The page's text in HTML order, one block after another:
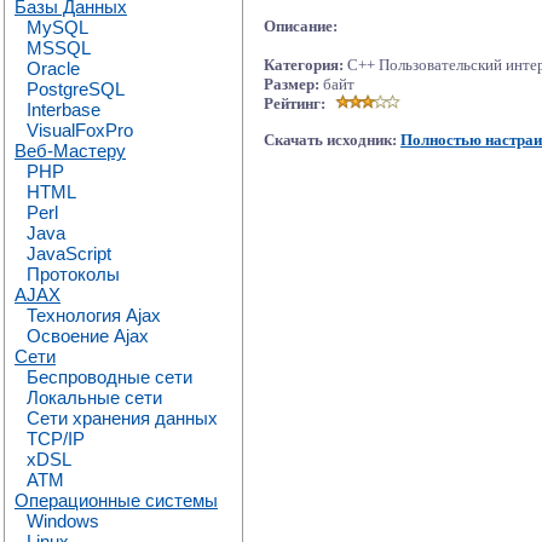
Базы Данных
MySQL
MSSQL
Oracle
PostgreSQL
Interbase
VisualFoxPro
Веб-Мастеру
PHP
HTML
Perl
Java
JavaScript
Протоколы
AJAX
Технология Ajax
Освоение Ajax
Сети
Беспроводные сети
Локальные сети
Сети хранения данных
TCP/IP
xDSL
ATM
Операционные системы
Windows
Описание:
Категория: C++ Пользовательский
Размер: байт
Рейтинг:
Скачать исходник: Полностью